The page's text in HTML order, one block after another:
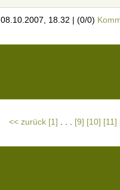
08.10.2007, 18.32 | (0/0)
<< zurück [1] [9] [10] [11]